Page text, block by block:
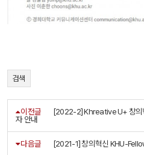
검색
이전글
[2022-2] Khreative U+ 창의
자 안내
다음글 [2021-1] 창의혁신 KHU-